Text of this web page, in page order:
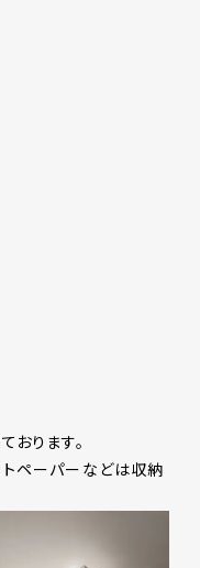
おります。
トペーパーなどは収納